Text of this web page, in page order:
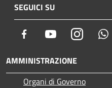
SEGUICI SU
Facebook YoutubeInstagram
AMMINISTRAZIONE
Organi di Governo